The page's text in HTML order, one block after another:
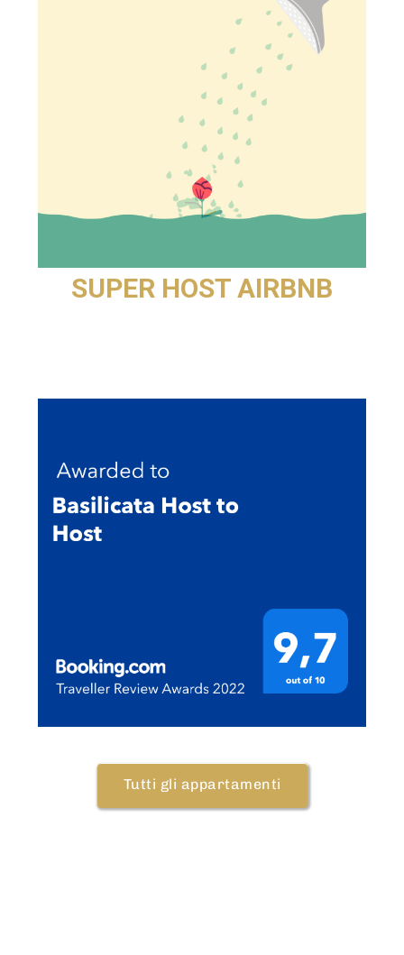
SUPER HOST AIRBNB
Tutti gli appartamenti